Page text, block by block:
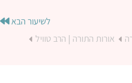
לשיעור הבא
אורות התורה | הרב טוויל